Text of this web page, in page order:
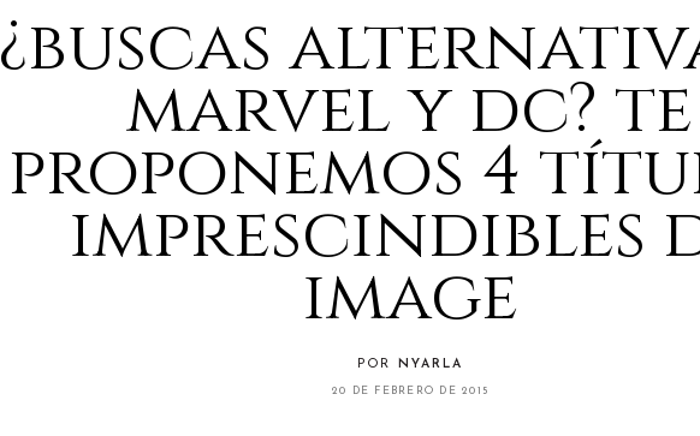
¿buscas
marvel y dc? te
proponemos 4
imprescindibles
image
POR NYARLA
20 DE FEBRERO DE 2015